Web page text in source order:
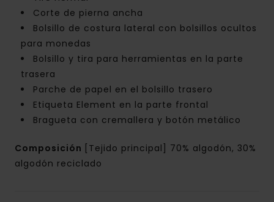
Corte de pierna ancha
Bolsillo de costura lateral con bolsillos ocultos
para monedas
Bolsillo y tira para herramientas en la parte
trasera
Parche de papel en el bolsillo trasero
Etiqueta Element en la parte frontal
Bragueta con cremallera y botón metálico
Composición
[Tejido principal] 70% algodón, 30%
algodón reciclado